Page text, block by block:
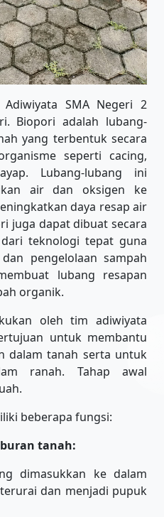
SMA Negeri 2
Biopori adalah lubang-
yang terbentuk secara
seperti cacing,
Lubang-lubang ini
air dan oksigen ke
daya resap air
juga dapat dibuat secara
teknologi tepat guna
pengelolaan sampah
lubang resapan
organik.
oleh tim adiwiyata
untuk membantu
dalam tanah serta untuk
ranah. Tahap awal
beberapa fungsi:
tanah:
dimasukkan ke dalam
dan menjadi pupuk